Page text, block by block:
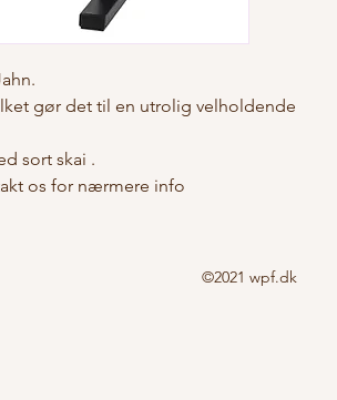
gør det til en utrolig velholdende
sort skai .
os for nærmere info
©2021 wpf.dk